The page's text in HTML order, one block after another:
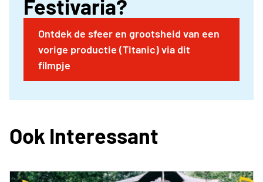
Festivaria?
Ontdek de sfeer en grootsheid van een
vorige productie (Titanic) via dit
filmpje
Ook Interessant